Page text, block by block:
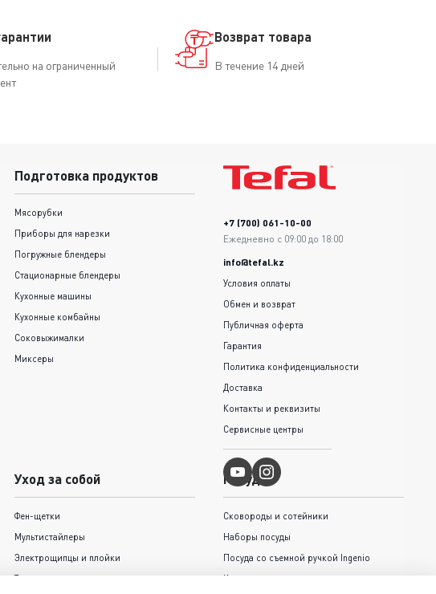
на ограниченный
Возврат товара
В течение 14 дней
Подготовка продуктов
Мясорубки
Приборы для нарезки
Погружные блендеры
Стационарные блендеры
Кухонные машины
Кухонные комбайны
Соковыжималки
Миксеры
Уход за собой
Фен-щетки
Мультистайлеры
Электрощипцы и плойки
Триммеры
Посуда
Сковороды и cотейники
Наборы посуды
Посуда со съемной ручкой Ingenio
Кастрюли и ковши
+7 (700) 061-10-00
Ежедневно с 09:00 до 18:00
info@tefal.kz
Условия оплаты
Обмен и возврат
Публичная оферта
Гарантия
Политика конфиденциальности
Доставка
Контакты и реквизиты
Сервисные центры